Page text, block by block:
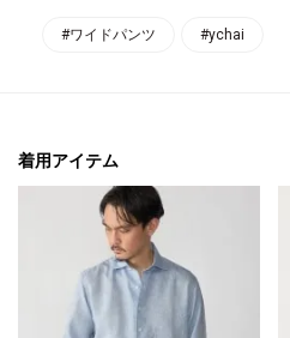
#ワイドパンツ #ychai
着用アイテム